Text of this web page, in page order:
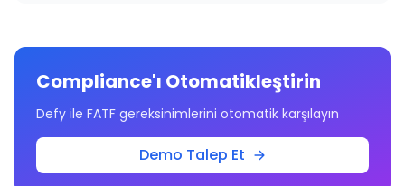
Compliance'ı Otomatikleştirin
Defy ile FATF gereksinimlerini otomatik karşılayın
Demo Talep Et